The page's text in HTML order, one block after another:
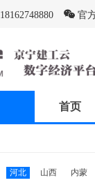
18162748880 官
首页
河北 山西 内蒙